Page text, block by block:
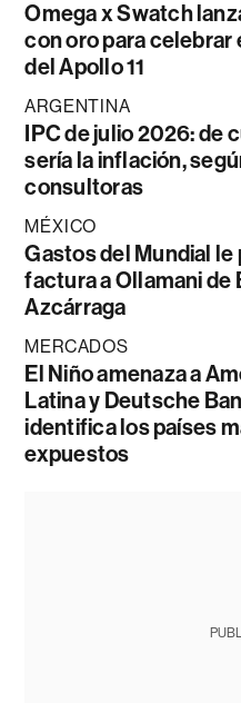
Omega x Swatch
con oro para celebrar
del Apollo 11
ARGENTINA
IPC de julio 2026: de
sería la inflación,
consultoras
MÉXICO
Gastos del Mundial le
factura a Ollamani de
Azcárraga
MERCADOS
El Niño amenaza a
Latina y Deutsche
identifica los países
expuestos